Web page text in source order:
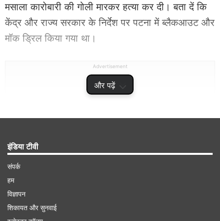
और पढ़ें
मसाला कारोबारी की गोली मारकर हत्या कर दी। बता दें कि
केंद्र और राज्य सरकार के निर्देश पर पटना में ब्लैकआउट और
मॉक ड्रिल किया गया था।
Advertisement
कारोबारी के सिर में लगी
इंडिया टीवी
संपर्क
हम
विज्ञापन
शिकायत और सुनवाई